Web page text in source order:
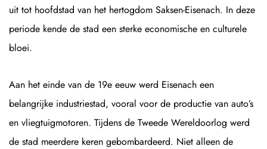
uit tot hoofdstad van het hertogdom Saksen-Eisenach. In deze
periode kende de stad een sterke economische en culturele
bloei.
Aan het einde van de 19e eeuw werd Eisenach een
belangrijke industriestad, vooral voor de productie van auto’s
en vliegtuigmotoren. Tijdens de Tweede Wereldoorlog werd
de stad meerdere keren gebombardeerd. Niet alleen de